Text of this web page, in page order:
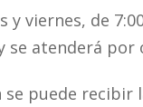
y viernes, de
se atenderá por
se puede recibir